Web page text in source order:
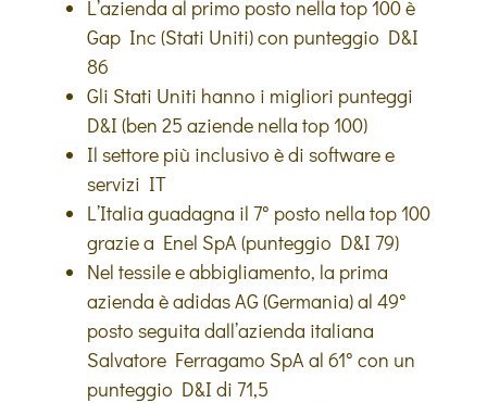
L’azienda al primo posto nella top 100 è
Gap Inc (Stati Uniti) con punteggio D&I
86
Gli Stati Uniti hanno i migliori punteggi
D&I (ben 25 aziende nella top 100)
Il settore più inclusivo è di software e
servizi IT
L’Italia guadagna il 7° posto nella top 100
grazie a Enel SpA (punteggio D&I 79)
Nel tessile e abbigliamento, la prima
azienda è adidas AG (Germania) al 49°
posto seguita dall’azienda italiana
Salvatore Ferragamo SpA al 61° con un
punteggio D&I di 71,5